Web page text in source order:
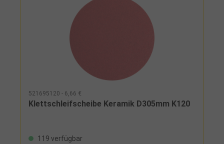
521695120 - 6,66 €
Klettschleifscheibe Keramik D305mm K120
119 verfügbar